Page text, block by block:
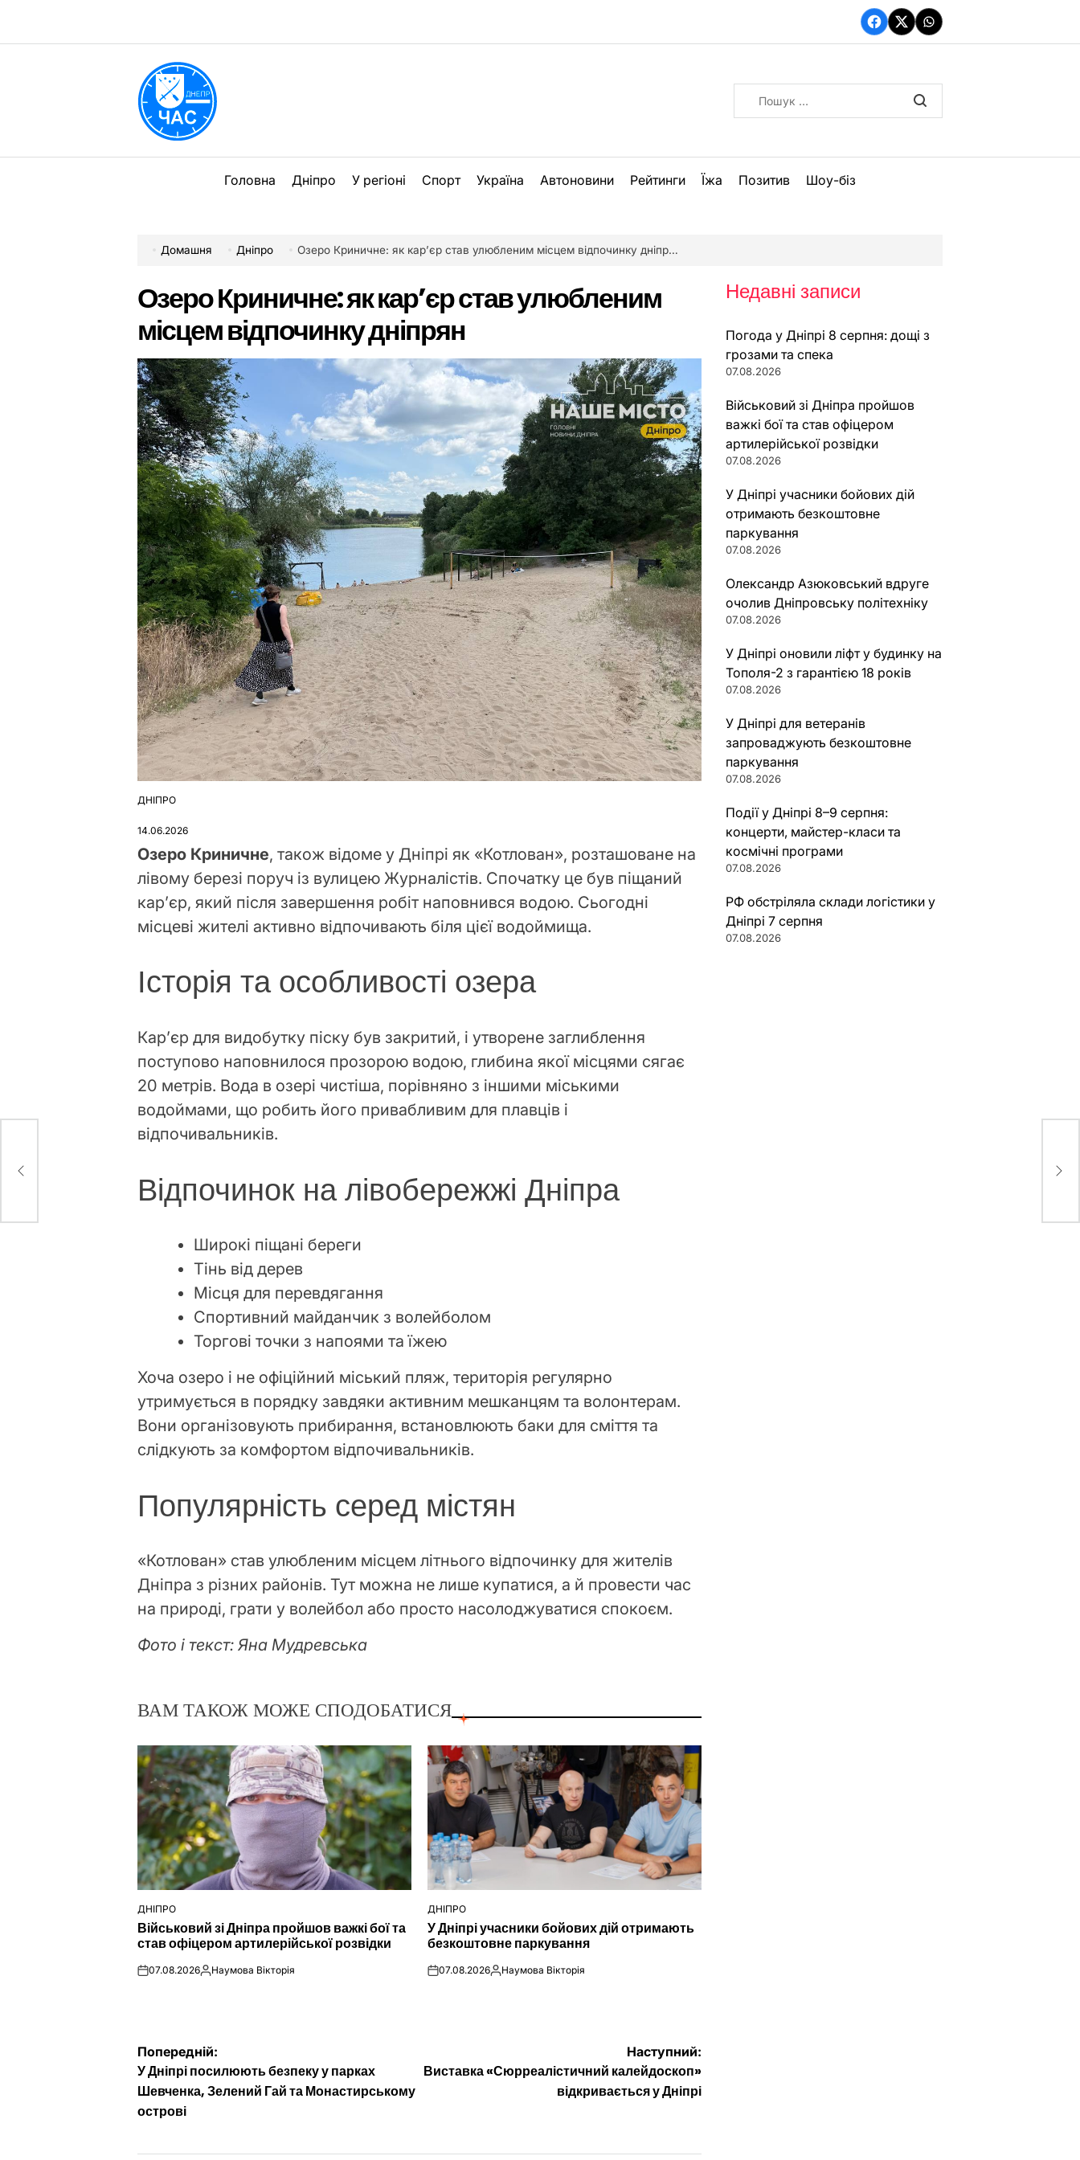
вмісту
Facebook
TwitterWhatsApp
Головна Дніпро У регіоні Спорт Україна Автоновини Рейтинги Їжа Позитив Шоу-біз
Домашня Дніпро Озеро Криничне: як кар’єр став улюбленим місцем відпочинку дніпрян
Озеро Криничне: як кар’єр став улюбленим
місцем відпочинку дніпрян
ОПУБЛІКУВАТИ
ДНІПРО
14.06.2026
Озеро Криничне, також відоме у Дніпрі як «Котлован», розташоване на
лівому березі поруч із вулицею Журналістів. Спочатку це був піщаний
кар’єр, який після завершення робіт наповнився водою. Сьогодні
місцеві жителі активно відпочивають біля цієї водоймища.
Історія та особливості озера
Кар’єр для видобутку піску був закритий, і утворене заглиблення
поступово наповнилося прозорою водою, глибина якої місцями сягає
20 метрів. Вода в озері чистіша, порівняно з іншими міськими
водоймами, що робить його привабливим для плавців і
відпочивальників.
Відпочинок на лівобережжі Дніпра
Широкі піщані береги
Тінь від дерев
Місця для перевдягання
Спортивний майданчик з волейболом
Торгові точки з напоями та їжею
Хоча озеро і не офіційний міський пляж, територія регулярно
утримується в порядку завдяки активним мешканцям та волонтерам.
Вони організовують прибирання, встановлюють баки для сміття та
слідкують за комфортом відпочивальників.
Популярність серед містян
«Котлован» став улюбленим місцем літнього відпочинку для жителів
Дніпра з різних районів. Тут можна не лише купатися, а й провести час
на природі, грати у волейбол або просто насолоджуватися спокоєм.
Фото і текст: Яна Мудревська
ВАМ ТАКОЖ МОЖЕ СПОДОБАТИСЯ
ОПУБЛІКУВАТИ
У
ДНІПРО
Військовий зі Дніпра пройшов важкі бої та
став офіцером артилерійської розвідки
on07.08.2026Опубліковано
Наумова Вікторія
ОПУБЛІКУВАТИ
У
ДНІПРО
У Дніпрі учасники бойових дій отримають
безкоштовне паркування
on07.08.2026Опубліковано
Наумова Вікторія
Навігація
записів
Попередній:
У Дніпрі посилюють безпеку у парках
Шевченка, Зелений Гай та Монастирському
острові
Наступний:
Виставка «Сюрреалістичний калейдоскоп»
відкривається у Дніпрі
Недавні записи
Погода у Дніпрі 8 серпня: дощі з
грозами та спека
07.08.2026
Військовий зі Дніпра пройшов
важкі бої та став офіцером
артилерійської розвідки
07.08.2026
У Дніпрі учасники бойових дій
отримають безкоштовне
паркування
07.08.2026
Олександр Азюковський вдруге
очолив Дніпровську політехніку
07.08.2026
У Дніпрі оновили ліфт у будинку на
Тополя-2 з гарантією 18 років
07.08.2026
У Дніпрі для ветеранів
запроваджують безкоштовне
паркування
07.08.2026
Події у Дніпрі 8–9 серпня:
концерти, майстер-класи та
космічні програми
07.08.2026
РФ обстріляла склади логістики у
Дніпрі 7 серпня
07.08.2026